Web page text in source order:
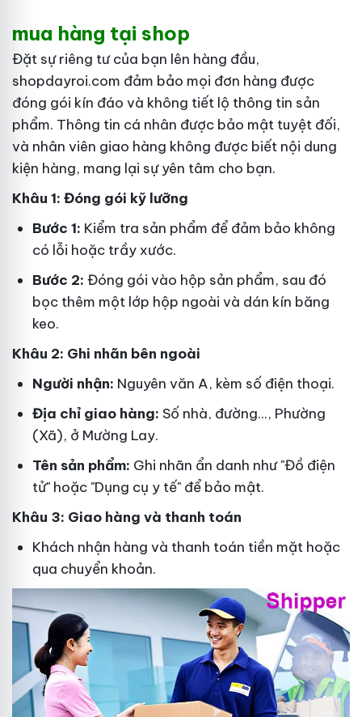
mua hàng tại shop
Đặt sự riêng tư của bạn lên hàng đầu,
shopdayroi.com đảm bảo mọi đơn hàng được
đóng gói kín đáo và không tiết lộ thông tin sản
phẩm. Thông tin cá nhân được bảo mật tuyệt đối,
và nhân viên giao hàng không được biết nội dung
kiện hàng, mang lại sự yên tâm cho bạn.
Khâu 1: Đóng gói kỹ lưỡng
Bước 1: Kiểm tra sản phẩm để đảm bảo không
có lỗi hoặc trầy xước.
Bước 2: Đóng gói vào hộp sản phẩm, sau đó
bọc thêm một lớp hộp ngoài và dán kín băng
keo.
Khâu 2: Ghi nhãn bên ngoài
Người nhận: Nguyên văn A, kèm số điện thoại.
Địa chỉ giao hàng: Số nhà, đường..., Phường
(Xã), ở Mường Lay.
Tên sản phẩm: Ghi nhãn ẩn danh như "Đồ điện
tử" hoặc "Dụng cụ y tế" để bảo mật.
Khâu 3: Giao hàng và thanh toán
Khách nhận hàng và thanh toán tiền mặt hoặc
qua chuyển khoản.